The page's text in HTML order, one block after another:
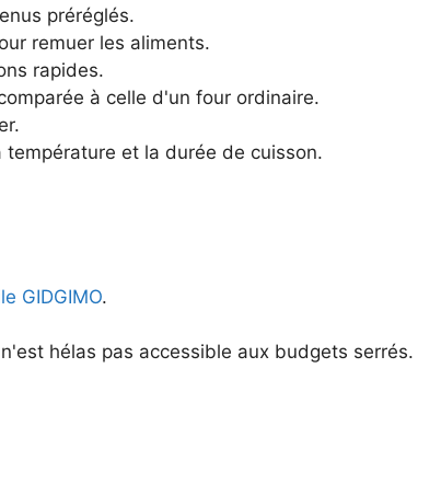
préréglés.
remuer les aliments.
rapides.
à celle d'un four ordinaire.
et la durée de cuisson.
GIDGIMO.
hélas pas accessible aux budgets serrés.